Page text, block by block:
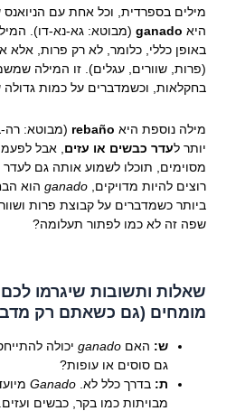
מילים בספרדית, וכל אחת עם
היא ganado(מבוטא: גא-נא-דו).
באופן כללי, כלומר, לא רק פרות,
(פרות, שוורים, עגלים). זו המילה
בחקלאות, וכשמדברים על כמות גדולה
מילה נוספת היא rebaño (מבוטא:
יותר לעדר כבשים או עזים , אבל
מסוימים, תוכלו לשמוע אותה גם
רוצים להיות מדויקים, ganadoהוא
ביותר כשמדברים על קבוצת פרות
שפה זה לא כמו לפתור תעלומה?
שאלות ותשובות שיגרמו
מומחים (גם כשאתם רק
ש: האם ganadoיכולה
גם סוסים או עופות?
ת: בדרך כלל לא. Ganado
מבויתות כמו בקר, כבשים